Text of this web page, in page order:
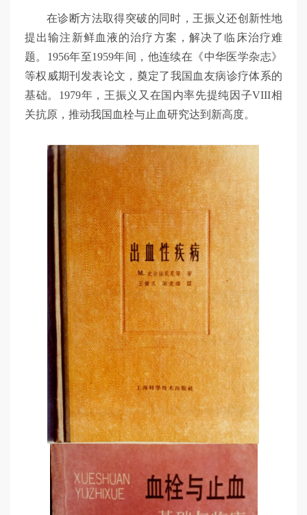
在诊断方法取得突破的同时，王振义还创新性地
提出输注新鲜血液的治疗方案，解决了临床治疗难
题。1956年至1959年间，他连续在《中华医学杂志》
等权威期刊发表论文，奠定了我国血友病诊疗体系的
基础。1979年，王振义又在国内率先提纯因子VIII相
关抗原，推动我国血栓与止血研究达到新高度。